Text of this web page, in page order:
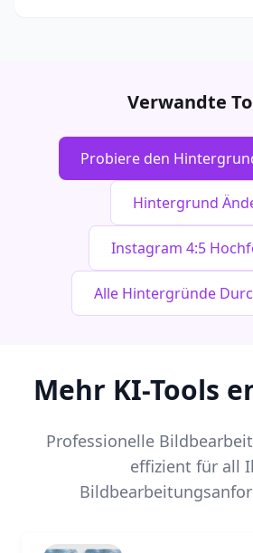
Verwandte
Probiere den
Hintergrund
Instagram 4:5
Alle Hintergründe
Mehr KI-Tools
Professionelle
effizient für all